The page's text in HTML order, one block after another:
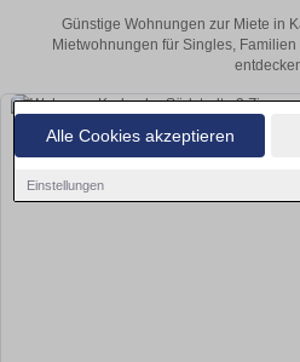
Alle Cookies akzeptieren
Einstellungen
Günstige Wohnungen zur Miete in
Mietwohnungen für Singles,